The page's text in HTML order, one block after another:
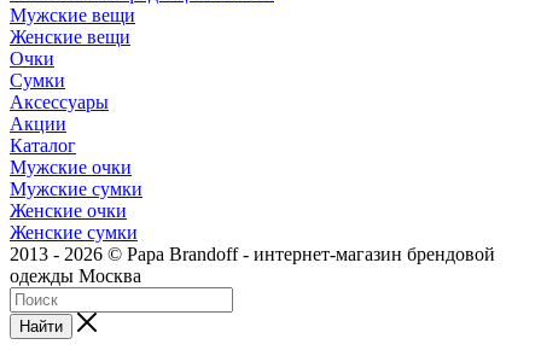
Мужские вещи
Женские вещи
Очки
Сумки
Аксессуары
Акции
Каталог
Мужские очки
Мужские сумки
Женские очки
Женские сумки
2013 - 2026 © Papa Brandoff - интернет-магазин брендовой
одежды Москва
Найти